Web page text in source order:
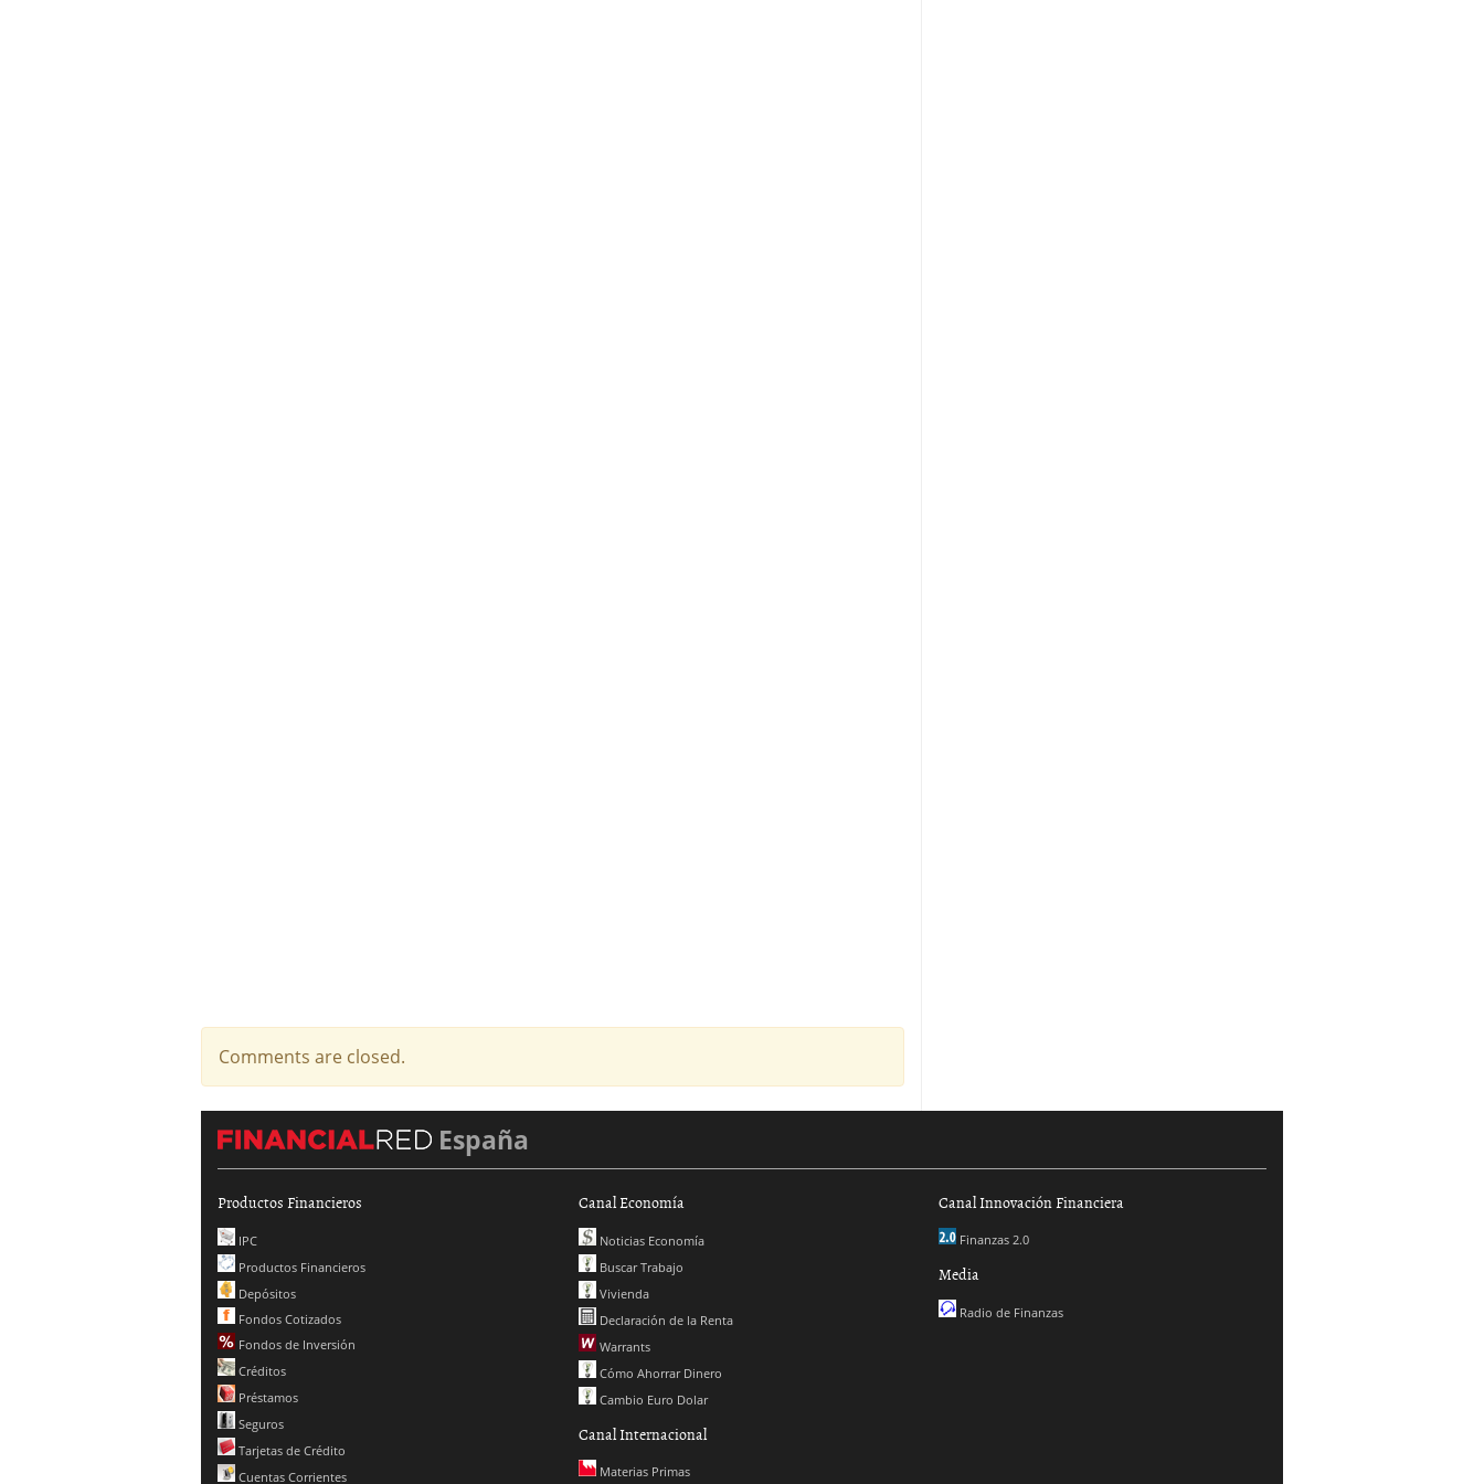
Comments are closed.
España
Productos Financieros
IPC
Productos Financieros
Depósitos
Fondos Cotizados
Fondos de Inversión
Créditos
Préstamos
Seguros
Tarjetas de Crédito
Cuentas Corrientes
Canal Economía
Noticias Economía
Buscar Trabajo
Vivienda
Declaración de la Renta
Warrants
Cómo Ahorrar Dinero
Cambio Euro Dolar
Canal Internacional
Materias Primas
Canal Innovación Financiera
Finanzas 2.0
Media
Radio de Finanzas